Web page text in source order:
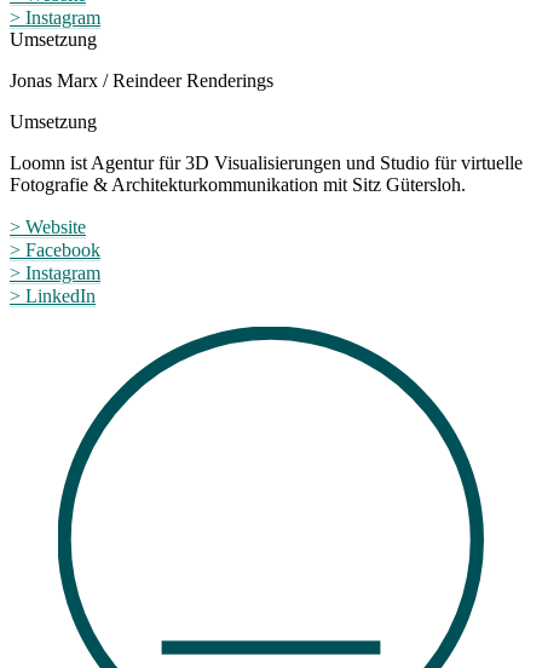
> Instagram
Umsetzung
Jonas Marx / Reindeer Renderings
Umsetzung
Loomn ist Agentur für 3D Visualisierungen und Studio für virtuelle
Fotografie & Architekturkommunikation mit Sitz Gütersloh.
> Website
> Facebook
> Instagram
> LinkedIn